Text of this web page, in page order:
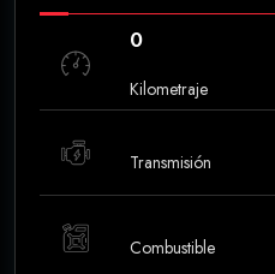
0
Kilometraje
Transmisión
Combustible